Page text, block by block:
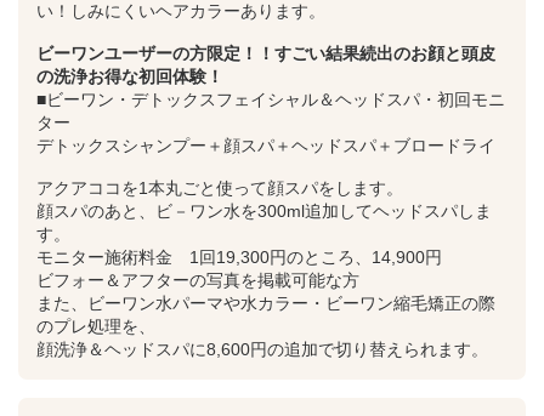
い！しみにくいヘアカラーあります。
ビーワンユーザーの方限定！！すごい結果続出のお顔と頭皮
の洗浄お得な初回体験！
■ビーワン・デトックスフェイシャル＆ヘッドスパ・初回モニ
ター
デトックスシャンプー＋顔スパ＋ヘッドスパ＋ブロードライ
アクアココを1本丸ごと使って顔スパをします。
顔スパのあと、ビ－ワン水を300ml追加してヘッドスパしま
す。
モニター施術料金 1回19,300円のところ、14,900円
ビフォー＆アフターの写真を掲載可能な方
また、ビーワン水パーマや水カラー・ビーワン縮毛矯正の際
のプレ処理を、
顔洗浄＆ヘッドスパに8,600円の追加で切り替えられます。